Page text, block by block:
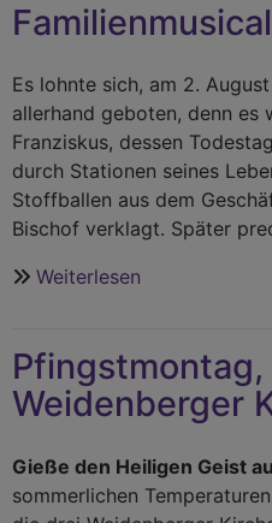
um
Es lohnte sich, am 2.
allerhand geboten, denn es
Franziskus, dessen
durch Stationen seines
Stoffballen aus dem
Bischof verklagt. Später
Weiterlesen
Gemeindefest
-
schön
Weidenberger
Gieße den Heiligen Geist
sommerlichen